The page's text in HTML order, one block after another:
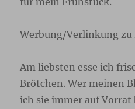
Werbung/Verlinkung zu
Am liebsten esse ich
Brötchen. Wer meinen
ich sie immer auf Vorrat